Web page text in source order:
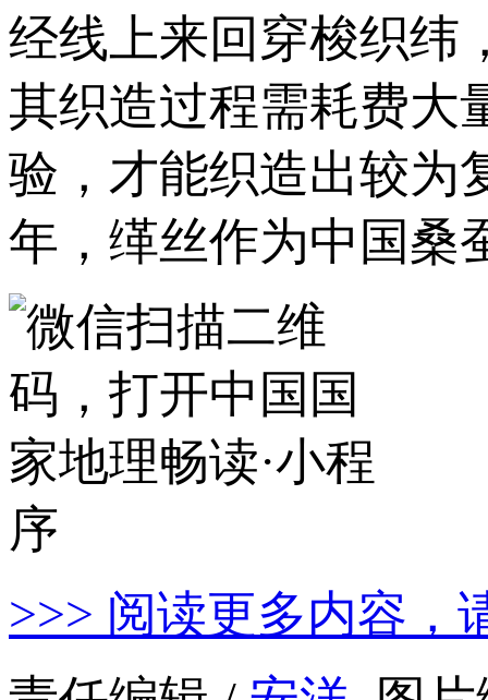
经线上来回穿梭织纬
其织造过程需耗费大
验，才能织造出较为
年，缂丝作为中国桑
>>> 阅读更多内容，